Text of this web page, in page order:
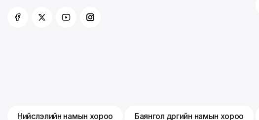
Нийслэлийн намын хороо Баянгол дүүргийн намын хороо